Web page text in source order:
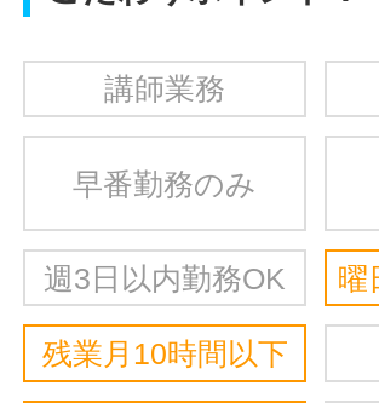
講師業務
早番勤務のみ
週3日以内勤務OK 曜
残業月10時間以下